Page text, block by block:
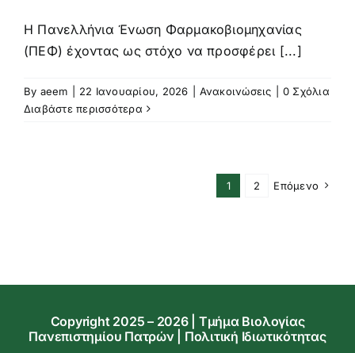
Η Πανελλήνια Ένωση Φαρμακοβιομηχανίας
(ΠΕΦ) έχοντας ως στόχο να προσφέρει [...]
By aeem 22 Ιανουαρίου, 2026 Ανακοινώσεις
0 Σχόλια
Διαβάστε περισσότερα
1 2 Επόμενο
Copyright 2025 – 2026 | Τμήμα Βιολογίας
Πανεπιστημίου Πατρών | Πολιτική Ιδιωτικότητας